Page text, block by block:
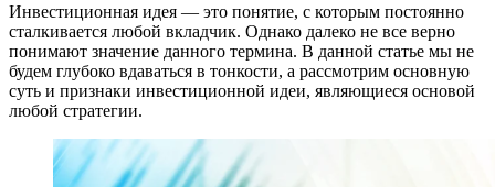
Инвестиционная идея — это понятие, с которым постоянно
сталкивается любой вкладчик. Однако далеко не все верно
понимают значение данного термина. В данной статье мы не
будем глубоко вдаваться в тонкости, а рассмотрим основную
суть и признаки инвестиционной идеи, являющиеся основой
любой стратегии.